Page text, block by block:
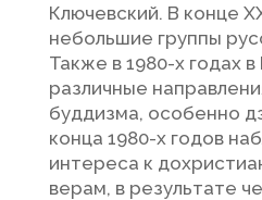
Ключевский. В конце
небольшие группы
Также в 1980-х годах
различные
буддизма, особенно
конца 1980-х годов
интереса к
верам, в результате